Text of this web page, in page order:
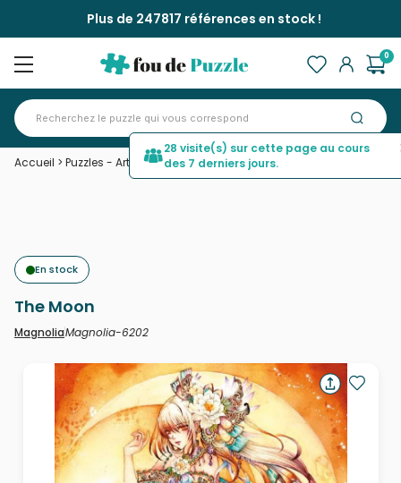
Plus de 247817 références en stock !
0
Accueil > Puzzles - Art The Moon
En stock
The Moon
MagnoliaMagnolia-6202
28 visite(s) sur cette page au cours
des 7 derniers jours.